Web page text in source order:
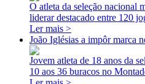
O atleta da seleção nacional
liderar destacado entre 120
Ler mais >
João Iglésias a impôr marca
Jovem atleta de 18 anos da
10 aos 36 buracos no